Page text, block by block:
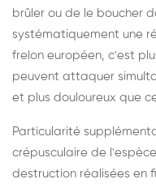
brûler ou de le boucher
systématiquement une
frelon européen, c'est
peuvent attaquer
et plus douloureux que
Particularité
crépusculaire de
destruction réalisées en